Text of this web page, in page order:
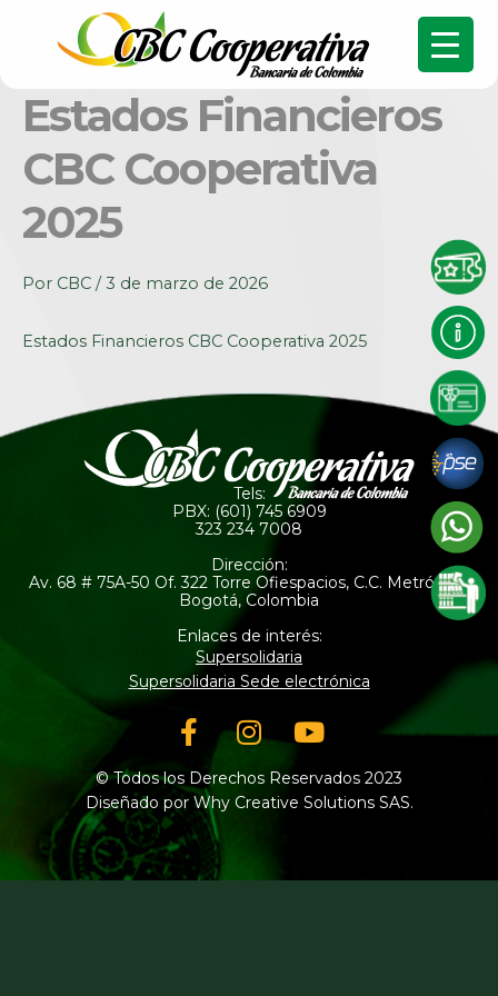
Estados Financieros
CBC Cooperativa
2025
Por CBC /3 de marzo de 2026
Estados Financieros CBC Cooperativa 2025
Tels:
PBX: (601) 745 6909
323 234 7008
Dirección:
Av. 68 # 75A-50 Of. 322 Torre Ofiespacios, C.C. Metrópolis
Bogotá, Colombia
Enlaces de interés:
Supersolidaria
Supersolidaria Sede electrónica
Facebook-
f
Instagram
Youtube
© Todos los Derechos Reservados 2023
Diseñado por Why Creative Solutions SAS.